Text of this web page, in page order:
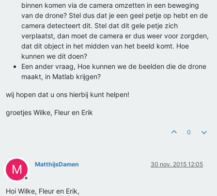
binnen komen via de camera omzetten in een beweging
van de drone? Stel dus dat je een geel petje op hebt en de
camera detecteert dit. Stel dat dit gele petje zich
verplaatst, dan moet de camera er dus weer voor zorgden,
dat dit object in het midden van het beeld komt. Hoe
kunnen we dit doen?
Een ander vraag, Hoe kunnen we de beelden die de drone
maakt, in Matlab krijgen?
wij hopen dat u ons hierbij kunt helpen!
groetjes Wilke, Fleur en Erik
0
M
Offline
MatthijsDamen 30 nov. 2015 12:05
Hoi Wilke, Fleur en Erik,